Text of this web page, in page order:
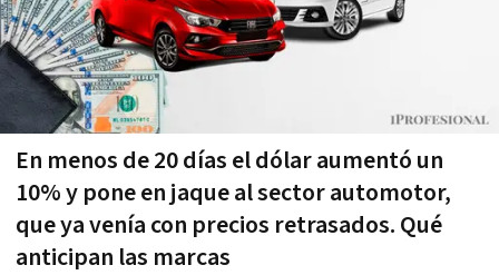
En menos de 20 días el dólar aumentó un
10% y pone en jaque al sector automotor,
que ya venía con precios retrasados. Qué
anticipan las marcas